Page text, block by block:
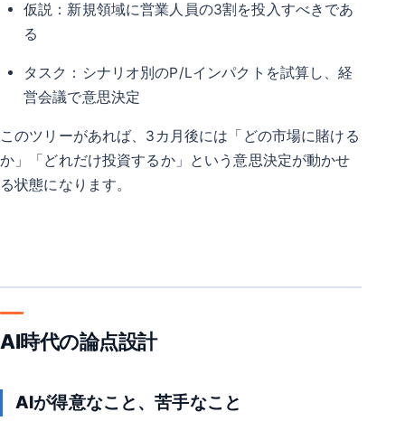
仮説：新規領域に営業人員の3割を投入すべきであ
る
タスク：シナリオ別のP/Lインパクトを試算し、経
営会議で意思決定
このツリーがあれば、3カ月後には「どの市場に賭ける
か」「どれだけ投資するか」という意思決定が動かせ
る状態になります。
AI時代の論点設計
AIが得意なこと、苦手なこと